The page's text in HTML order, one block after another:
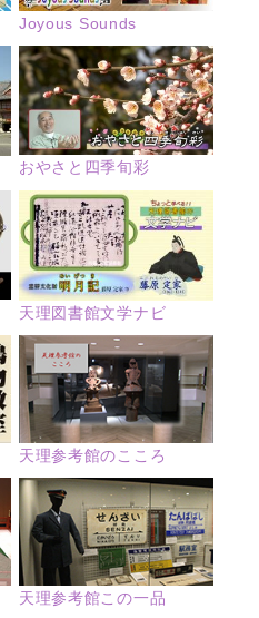
Joyous Sounds
おやさと四季旬彩
天理図書館文学ナビ
天理参考館のこころ
天理参考館この一品